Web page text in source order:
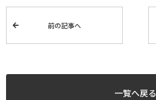
前の記事へ
一覧へ戻る